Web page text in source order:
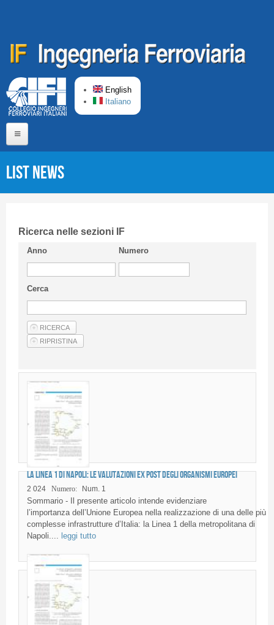
English
Italiano
Short presentation CIFI
Guideline
Privacy & Policy
Articles
Suppliers of products and services
List News
Ricerca nelle sezioni IF
Anno Numero
Cerca
La Linea 1 di Napoli: le valutazioni ex post degli organismi europei
2 024 Numero: Num. 1
Sommario - Il presente articolo intende evidenziare
l’importanza dell’Unione Europea nella realizzazione di una delle più
complesse infrastrutture d’Italia: la Linea 1 della metropolitana di
Napoli.... leggi tutto